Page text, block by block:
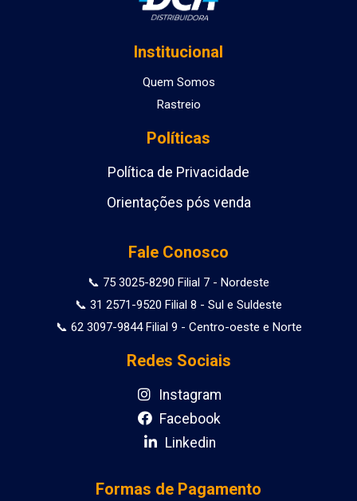
Institucional
Quem Somos
Rastreio
Políticas
Política de Privacidade
Orientações pós venda
Fale Conosco
📞 75 3025-8290 Filial 7 - Nordeste
📞 31 2571-9520 Filial 8 - Sul e Suldeste
📞 62 3097-9844 Filial 9 - Centro-oeste e Norte
Redes Sociais
Instagram
Facebook
Linkedin
Formas de Pagamento